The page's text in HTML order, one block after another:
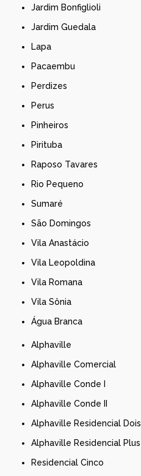
Jardim Bonfiglioli
Jardim Guedala
Lapa
Pacaembu
Perdizes
Perus
Pinheiros
Pirituba
Raposo Tavares
Rio Pequeno
Sumaré
São Domingos
Vila Anastácio
Vila Leopoldina
Vila Romana
Vila Sônia
Água Branca
Alphaville
Alphaville Comercial
Alphaville Conde I
Alphaville Conde II
Alphaville Residencial Dois
Alphaville Residencial Plus
Residencial Cinco